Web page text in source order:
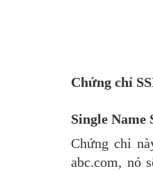
Chứng chỉ
Single Name
Chứng chỉ
abc.com, nó